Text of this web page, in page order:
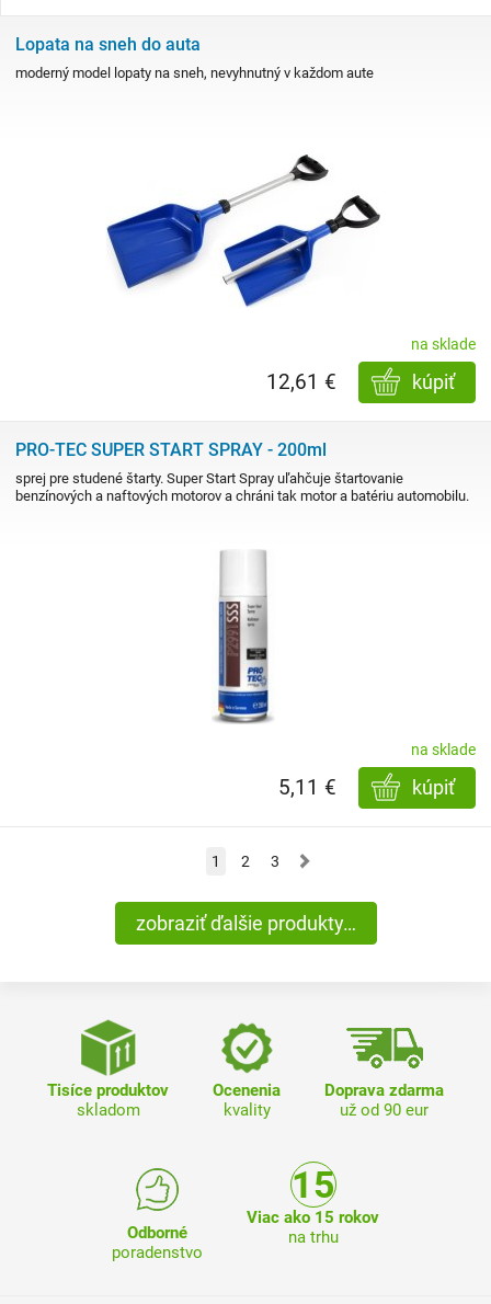
Lopata na sneh do auta
moderný model lopaty na sneh, nevyhnutný v každom aute
na sklade
kúpiť
12,61 €
PRO-TEC SUPER START SPRAY - 200ml
sprej pre studené štarty. Super Start Spray uľahčuje štartovanie
benzínových a naftových motorov a chráni tak motor a batériu automobilu.
na sklade
kúpiť
5,11 €
1 2 3
zobraziť ďalšie produkty…
Tisíce produktov
skladom
Ocenenia
kvality
Doprava zdarma
už od 90 eur
Odborné
poradenstvo
Viac ako 15 rokov
na trhu